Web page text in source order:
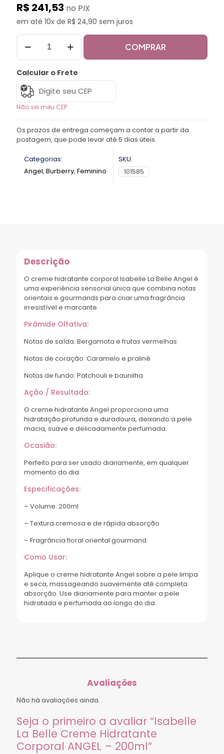
R$ 241,53 no PIX
em até 10x de R$ 24,90 sem juros
COMPRAR
Calcular o Frete
Não sei meu CEP
Os prazos de entrega começam a contar a partir da
postagem, que pode levar até 5 dias úteis.
Categorias:
Angel, Burberry, Feminino
SKU:
101585
Descrição
O creme hidratante corporal Isabelle La Belle Angel é
uma experiência sensorial única que combina notas
orientais e gourmands para criar uma fragrância
irresistível e marcante.
Pirâmide Olfativa:
Notas de saída: Bergamota e frutas vermelhas
Notas de coração: Caramelo e pralinê
Notas de fundo: Patchouli e baunilha
Ação / Resultado:
O creme hidratante Angel proporciona uma
hidratação profunda e duradoura, deixando a pele
macia, suave e delicadamente perfumada.
Ocasião:
Perfeito para ser usado diariamente, em qualquer
momento do dia.
Especificações:
– Volume: 200ml
– Textura cremosa e de rápida absorção
– Fragrância floral oriental gourmand
Como Usar:
Aplique o creme hidratante Angel sobre a pele limpa
e seca, massageando suavemente até completa
absorção. Use diariamente para manter a pele
hidratada e perfumada ao longo do dia.
Avaliações
Não há avaliações ainda.
Seja o primeiro a avaliar “Isabelle
La Belle Creme Hidratante
Corporal ANGEL – 200ml”